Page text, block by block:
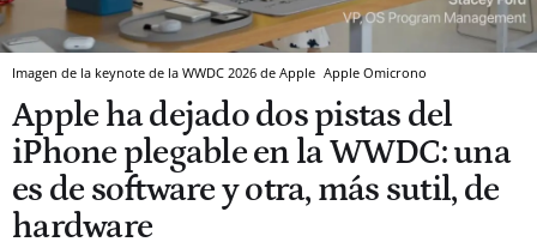
Imagen de la keynote de la WWDC 2026 de Apple Apple Omicrono
Apple ha dejado dos pistas del
iPhone plegable en la WWDC: una
es de software y otra, más sutil, de
hardware